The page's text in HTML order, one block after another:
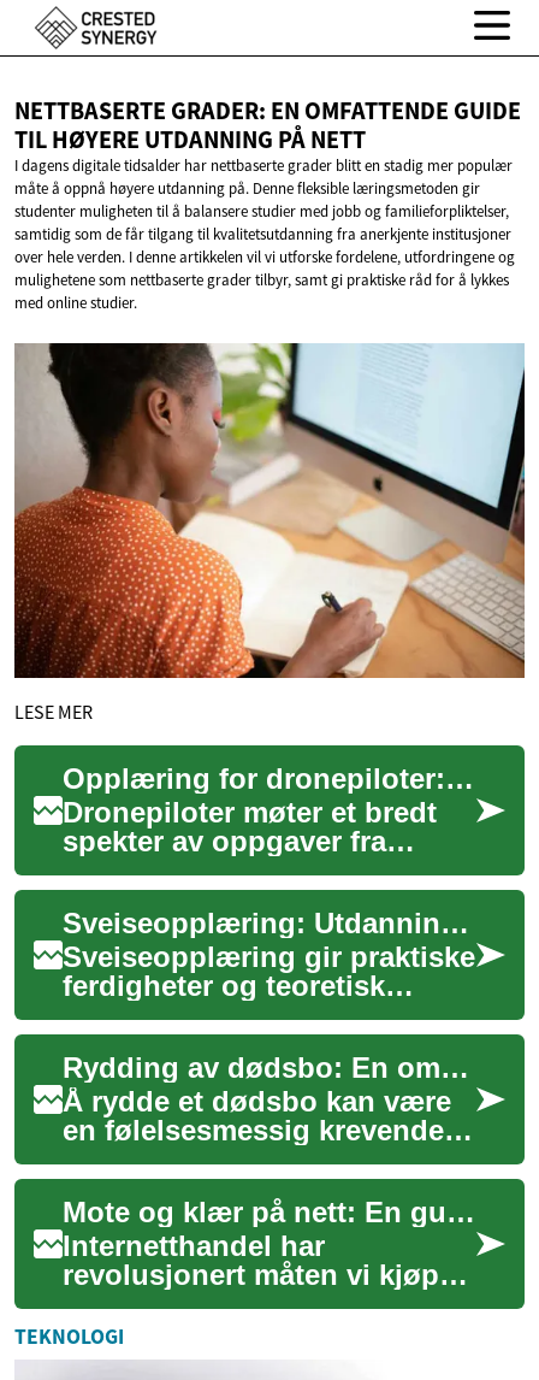
NETTBASERTE GRADER: EN OMFATTENDE GUIDE
TIL HØYERE UTDANNING PÅ NETT
I dagens digitale tidsalder har nettbaserte grader blitt en stadig mer populær
måte å oppnå høyere utdanning på. Denne fleksible læringsmetoden gir
studenter muligheten til å balansere studier med jobb og familieforpliktelser,
samtidig som de får tilgang til kvalitetsutdanning fra anerkjente institusjoner
over hele verden. I denne artikkelen vil vi utforske fordelene, utfordringene og
mulighetene som nettbaserte grader tilbyr, samt gi praktiske råd for å lykkes
med online studier.
LESE MER
Opplæring for dronepiloter: Utdanning og krav
Dronepiloter møter et bredt
spekter av oppgaver fra
kartlegging og inspeksjon til
filmproduksjon og søk- og
redningsa...
Sveiseopplæring: Utdanning og yrkesmuligheter i industrien
Sveiseopplæring gir praktiske
ferdigheter og teoretisk
kunnskap som trengs for å
arbeide med
metallforbindelser i for...
Rydding av dødsbo: En omfattende guide
Å rydde et dødsbo kan være
en følelsesmessig krevende
og kompleks prosess. Når en
kjær har gått bort, står man
ofte o...
Mote og klær på nett: En guide til digital shopping
Internetthandel har
revolusjonert måten vi kjøper
klær og moteartikler på. Med
et enkelt tastetrykk kan
forbrukere nå...
TEKNOLOGI